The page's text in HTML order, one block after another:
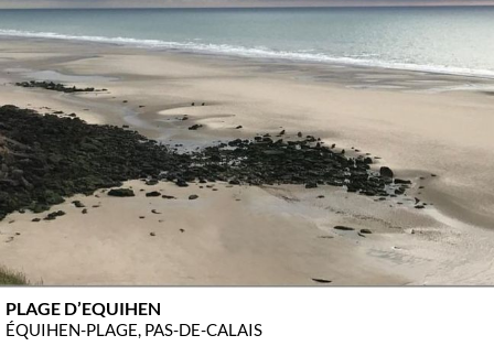
PLAGE D’EQUIHEN
ÉQUIHEN-PLAGE, PAS-DE-CALAIS